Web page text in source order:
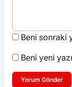
Beni sonraki
Beni yeni
Yorum Gönder